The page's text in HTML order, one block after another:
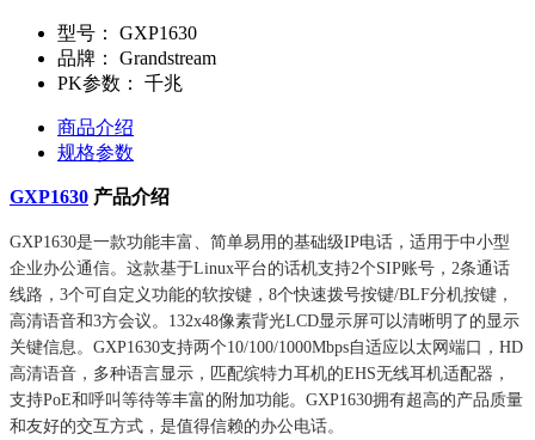
型号：
GXP1630
品牌：
Grandstream
PK参数：
千兆
商品介绍
规格参数
GXP1630 产品介绍
GXP1630是一款功能丰富、简单易用的基础级IP电话，适用于中小型
企业办公通信。这款基于Linux平台的话机支持2个SIP账号，2条通话
线路，3个可自定义功能的软按键，8个快速拨号按键/BLF分机按键，
高清语音和3方会议。132x48像素背光LCD显示屏可以清晰明了的显示
关键信息。GXP1630支持两个10/100/1000Mbps自适应以太网端口，HD
高清语音，多种语言显示，匹配缤特力耳机的EHS无线耳机适配器，
支持PoE和呼叫等待等丰富的附加功能。GXP1630拥有超高的产品质量
和友好的交互方式，是值得信赖的办公电话。